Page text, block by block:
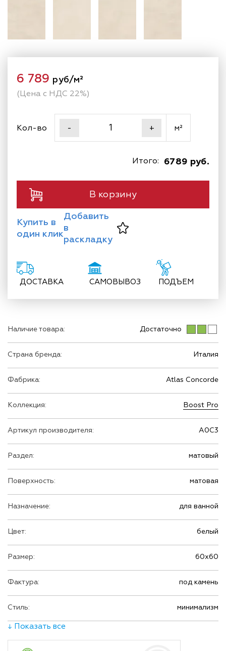
Наличие товара: Достаточно
Страна бренда: Италия
Фабрика: Atlas Concorde
Коллекция: Boost Pro
Артикул производителя: A0C3
Раздел: матовый
Поверхность: матовая
Назначение: для ванной
Цвет: белый
Размер: 60х60
Фактура: под камень
Стиль: минимализм
↓ Показать все
6 789 руб/м²
(Цена с НДС 22%)
Кол-во - + м²
6789 руб.
Итого:
В корзину
Купить в
один клик
Добавить
в
раскладку
ДОСТАВКА САМОВЫВОЗ ПОДЪЕМ